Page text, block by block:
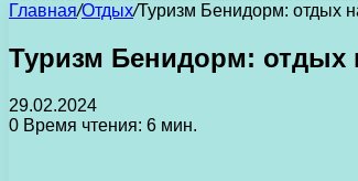
Главная/Отдых/Туризм Бенидорм: отдых
Туризм Бенидорм: отдых
29.02.2024
0 Время чтения: 6 мин.